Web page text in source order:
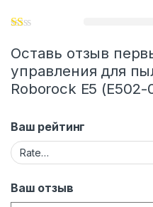
Оставь отзыв
управления для
Roborock E5 (E502-
Ваш рейтинг
Ваш отзыв